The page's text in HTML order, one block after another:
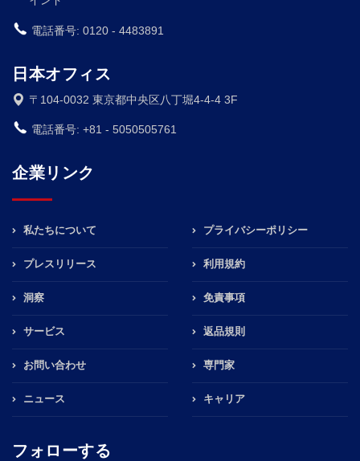
電話番号: 0120 - 4483891
日本オフィス
〒104-0032 東京都中央区八丁堀4-4-4 3F
電話番号: +81 - 5050505761
企業リンク
私たちについて
プレスリリース
洞察
サービス
お問い合わせ
ニュース
プライバシーポリシー
利用規約
免責事項
返品規則
専門家
キャリア
フォローする